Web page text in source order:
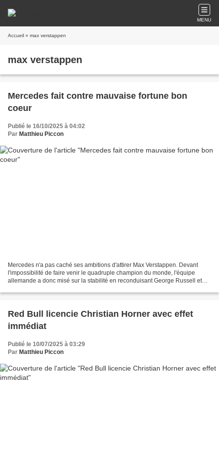
MENU
Accueil » max verstappen
max verstappen
Mercedes fait contre mauvaise fortune bon
coeur
Publié le 16/10/2025 à 04:02
Par Matthieu Piccon
Mercedes n'a pas caché ses ambitions d'attirer Max Verstappen. Devant
l'impossibilité de faire venir le quadruple champion du monde, l'équipe
allemande a donc misé sur la stabilité en reconduisant George Russell et
Red Bull licencie Christian Horner avec effet
immédiat
Publié le 10/07/2025 à 03:29
Par Matthieu Piccon